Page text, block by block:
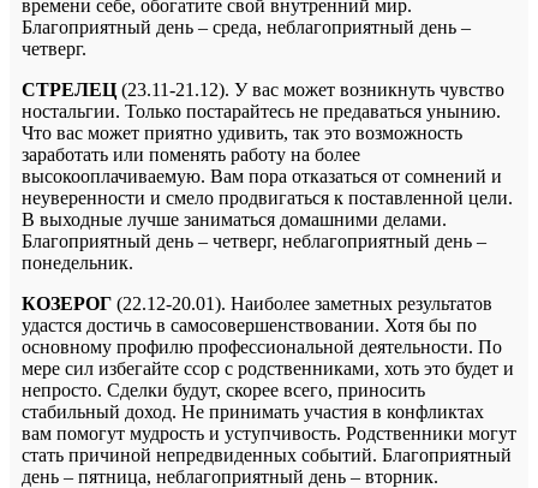
времени себе, обогатите свой внутренний мир.
Благоприятный день – среда, неблагоприятный день –
четверг.
СТРЕЛЕЦ (23.11-21.12). У вас может возникнуть чувство
ностальгии. Только постарайтесь не предаваться унынию.
Что вас может приятно удивить, так это возможность
заработать или поменять работу на более
высокооплачиваемую. Вам пора отказаться от сомнений и
неуверенности и смело продвигаться к поставленной цели.
В выходные лучше заниматься домашними делами.
Благоприятный день – четверг, неблагоприятный день –
понедельник.
КОЗЕРОГ (22.12-20.01). Наиболее заметных результатов
удастся достичь в самосовершенствовании. Хотя бы по
основному профилю профессиональной деятельности. По
мере сил избегайте ссор с родственниками, хоть это будет и
непросто. Сделки будут, скорее всего, приносить
стабильный доход. Не принимать участия в конфликтах
вам помогут мудрость и уступчивость. Родственники могут
стать причиной непредвиденных событий. Благоприятный
день – пятница, неблагоприятный день – вторник.